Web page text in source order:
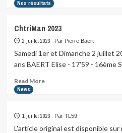
more
course
à
Charlotte..
Nos résultats
ChtriMan 2023
2 juillet 2023 Par Pierre Baert
Samedi 1er et Dimanche 2 juillet
ans BAERT Elise - 17'59 - 16ème
Read MoreRead
2023
News
1 juillet 2023 Par TL59
L'article original est disponible sur